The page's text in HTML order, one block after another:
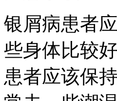
银屑病患者
些身体比较
患者应该保